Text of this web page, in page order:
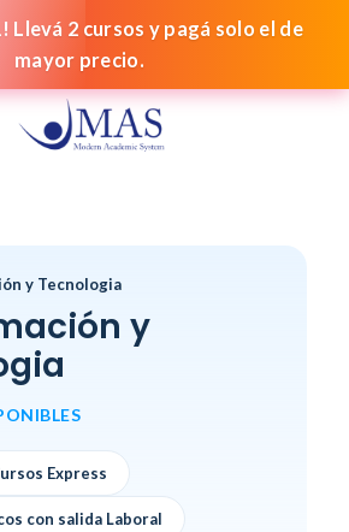
Llevá 2 cursos y pagá solo el de
mayor precio.
y Tecnologia
y
Express
con salida Laboral